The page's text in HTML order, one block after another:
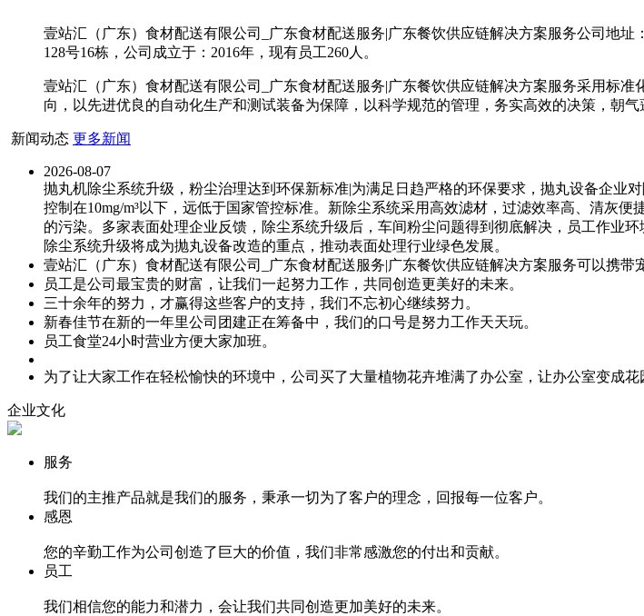
壹站汇（广东）食材配送有限公司_广东食材配送服务|广东餐饮供应链解决方案服务公司地
128号16栋，公司成立于：2016年，现有员工260人。
壹站汇（广东）食材配送有限公司_广东食材配送服务|广东餐饮供应链解决方案服务采用标
向，以先进优良的自动化生产和测试装备为保障，以科学规范的管理，务实高效的决策，朝
新闻动态 更多新闻
2026-08-07
抛丸机除尘系统升级，粉尘治理达到环保新标准|为满足日趋严格的环保要求，抛丸设备企
控制在10mg/m³以下，远低于国家管控标准。新除尘系统采用高效滤材，过滤效率高、清灰
的污染。多家表面处理企业反馈，除尘系统升级后，车间粉尘问题得到彻底解决，员工作业
除尘系统升级将成为抛丸设备改造的重点，推动表面处理行业绿色发展。
壹站汇（广东）食材配送有限公司_广东食材配送服务|广东餐饮供应链解决方案服务可以携带
员工是公司最宝贵的财富，让我们一起努力工作，共同创造更美好的未来。
三十余年的努力，才赢得这些客户的支持，我们不忘初心继续努力。
新春佳节在新的一年里公司团建正在筹备中，我们的口号是努力工作天天玩。
员工食堂24小时营业方便大家加班。
为了让大家工作在轻松愉快的环境中，公司买了大量植物花卉堆满了办公室，让办公室变成花
企业文化
服务
我们的主推产品就是我们的服务，秉承一切为了客户的理念，回报每一位客户。
感恩
您的辛勤工作为公司创造了巨大的价值，我们非常感激您的付出和贡献。
员工
我们相信您的能力和潜力，会让我们共同创造更加美好的未来。